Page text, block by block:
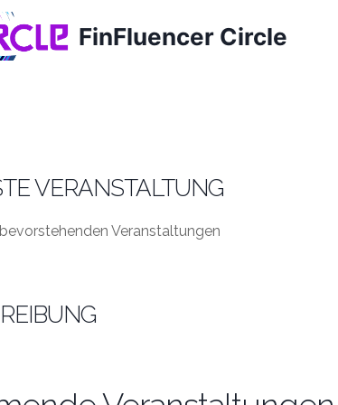
FinFluencer Circle
VERANSTALTUNG
Veranstaltungen